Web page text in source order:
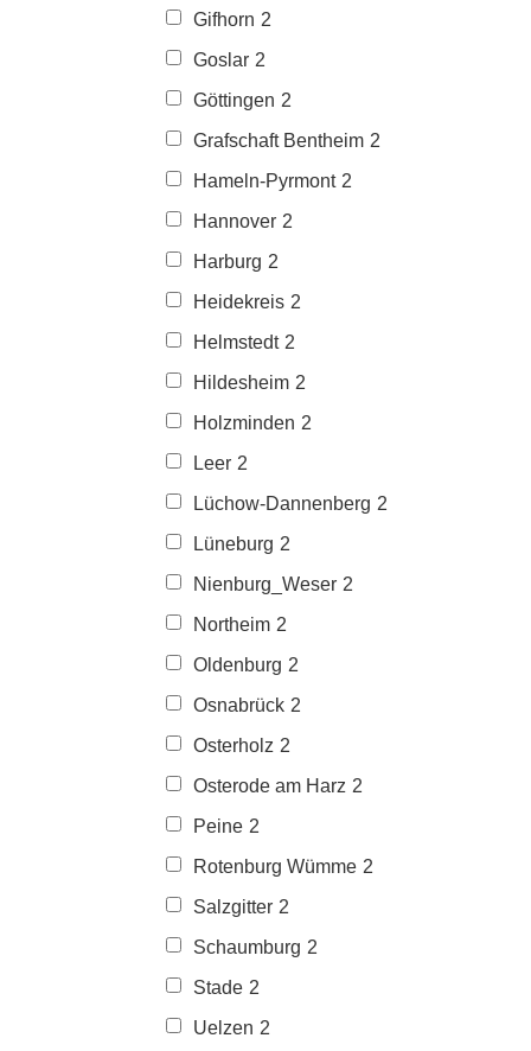
Gifhorn 2
Goslar 2
Göttingen 2
Grafschaft Bentheim 2
Hameln-Pyrmont 2
Hannover 2
Harburg 2
Heidekreis 2
Helmstedt 2
Hildesheim 2
Holzminden 2
Leer 2
Lüchow-Dannenberg 2
Lüneburg 2
Nienburg_Weser 2
Northeim 2
Oldenburg 2
Osnabrück 2
Osterholz 2
Osterode am Harz 2
Peine 2
Rotenburg Wümme 2
Salzgitter 2
Schaumburg 2
Stade 2
Uelzen 2